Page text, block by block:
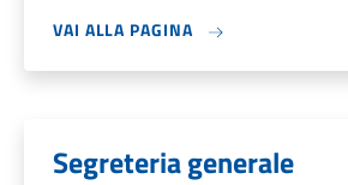
VAI ALLA PAGINA
Segreteria generale